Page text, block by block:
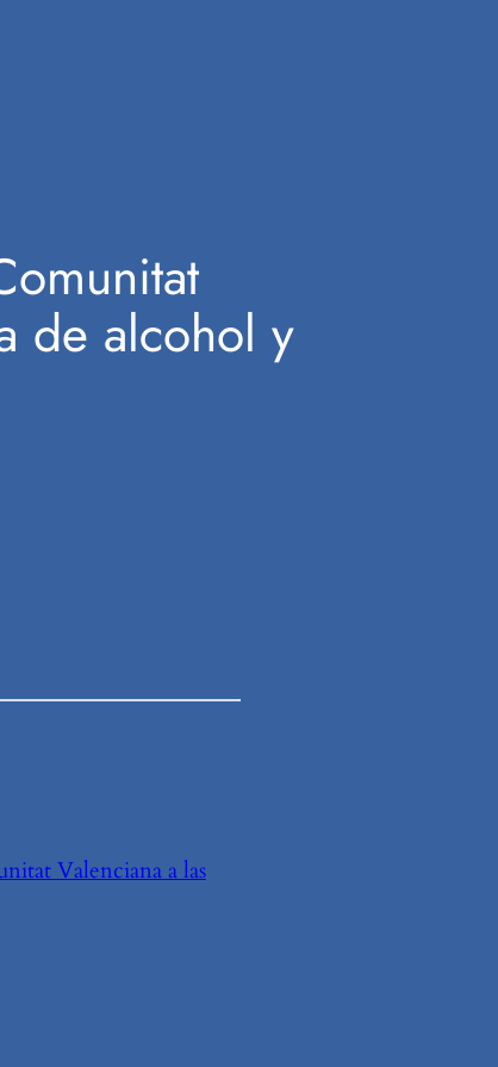
de alcohol y
Valenciana a las